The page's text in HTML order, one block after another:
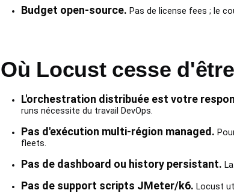
Budget open-source. Pas de license fees ; le
Où Locust cesse
L'orchestration distribuée est votre
runs nécessite du travail DevOps.
Pas d'exécution multi-région managed.
fleets.
Pas de dashboard ou history persistant.
Pas de support scripts JMeter/k6. Locust